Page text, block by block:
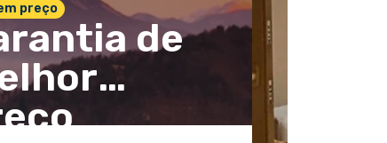
em preço
de